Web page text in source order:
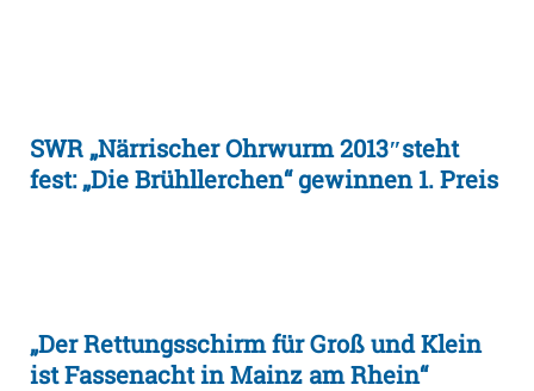
SWR „Närrischer Ohrwurm 2013″steht
fest: „Die Brühllerchen“ gewinnen 1. Preis
„Der Rettungsschirm für Groß und Klein
ist Fassenacht in Mainz am Rhein“